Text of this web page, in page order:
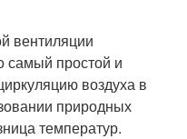
вентиляции
самый простой и
воздуха в
природных
температур.